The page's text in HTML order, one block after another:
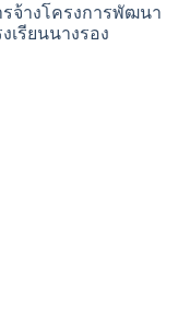
รจ้างโครงการพัฒนา
รียนนางรอง